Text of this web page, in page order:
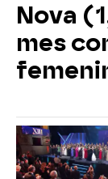
Nova
mes